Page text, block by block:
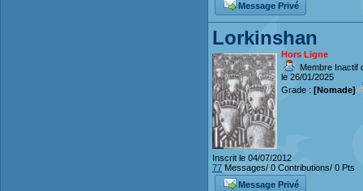
Message Privé
Lorkinshan
Hors Ligne
Membre Inactif
le 26/01/2025
Grade : [Nomade]
Inscrit le 04/07/2012
77 Messages/ 0 Contributions/ 0 Pts
Message Privé